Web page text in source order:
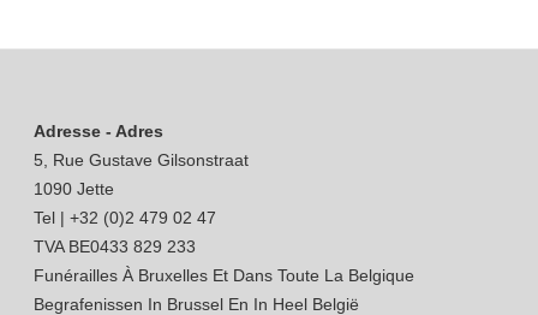
Adresse - Adres
5, Rue Gustave Gilsonstraat
1090 Jette
Tel | +32 (0)2 479 02 47
TVA BE0433 829 233
Funérailles À Bruxelles Et Dans Toute La Belgique
Begrafenissen In Brussel En In Heel België